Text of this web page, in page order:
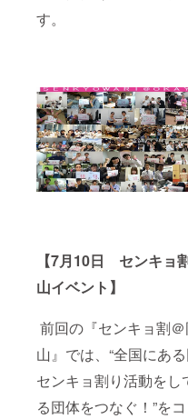
す。
【7月10日 センキョ
山イベント】
前回の『センキョ割
山』では、“全国にあ
センキョ割り活動をし
る団体をつなぐ！”を